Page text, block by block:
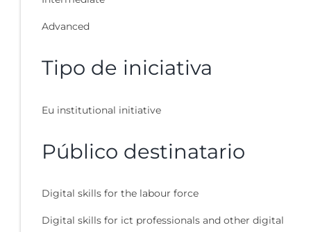
Advanced
Tipo de iniciativa
Eu institutional initiative
Público destinatario
Digital skills for the labour force
Digital skills for ict professionals and other digital